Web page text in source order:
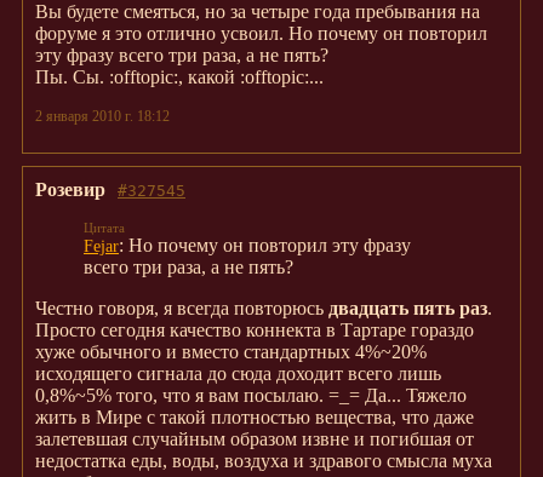
Вы будете смеяться, но за четыре года пребывания на
форуме я это отлично усвоил. Но почему он повторил
эту фразу всего три раза, а не пять?
Пы. Сы. :offtopic:, какой :offtopic:...
2 января 2010 г. 18:12
#327545
Розевир
Fejar: Но почему он повторил эту фразу
всего три раза, а не пять?
Честно говоря, я всегда повторюсь двадцать пять раз.
Просто сегодня качество коннекта в Тартаре гораздо
хуже обычного и вместо стандартных 4%~20%
исходящего сигнала до сюда доходит всего лишь
0,8%~5% того, что я вам посылаю. =_= Да... Тяжело
жить в Мире с такой плотностью вещества, что даже
залетевшая случайным образом извне и погибшая от
недостатка еды, воды, воздуха и здравого смысла муха